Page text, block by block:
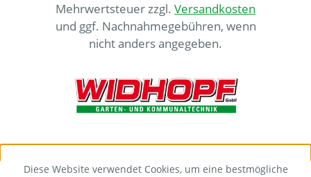
Mehrwertsteuer zzgl. Versandkosten
und ggf. Nachnahmegebühren, wenn
nicht anders angegeben.
Diese Website verwendet Cookies, um eine bestmögliche